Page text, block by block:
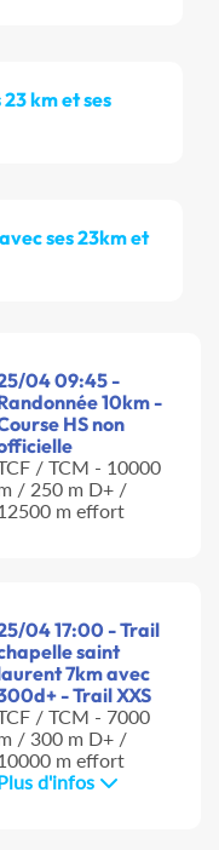
km et ses
ses 23km et
04 09:45 -
10km -
HS non
/ TCM - 10000
/ 250 m D+ /
m effort
04 17:00 - Trail
saint
7km avec
- Trail XXS
/ TCM - 7000
/ 300 m D+ /
m effort
d'infos